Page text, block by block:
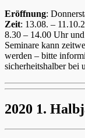
Eröffnung:
Zeit: 13.08. –
8.30 – 14.00 Uhr
Seminare kann
werden – bitte
sicherheitshalber bei
2020 1.